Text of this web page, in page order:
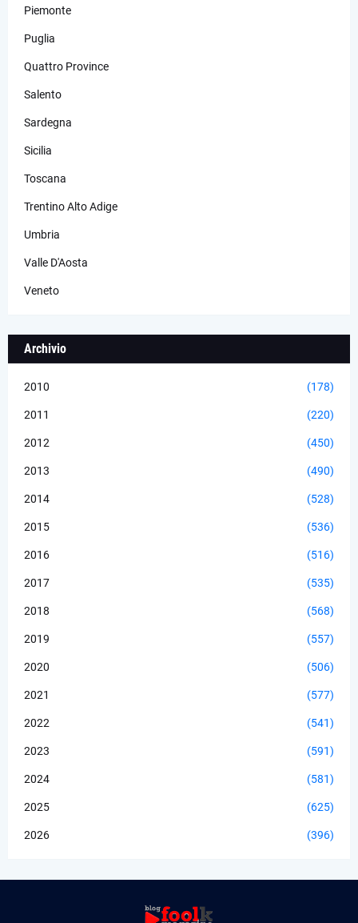
Piemonte
Puglia
Quattro Province
Salento
Sardegna
Sicilia
Toscana
Trentino Alto Adige
Umbria
Valle D'Aosta
Veneto
Archivio
2010 (178)
2011 (220)
2012 (450)
2013 (490)
2014 (528)
2015 (536)
2016 (516)
2017 (535)
2018 (568)
2019 (557)
2020 (506)
2021 (577)
2022 (541)
2023 (591)
2024 (581)
2025 (625)
2026 (396)